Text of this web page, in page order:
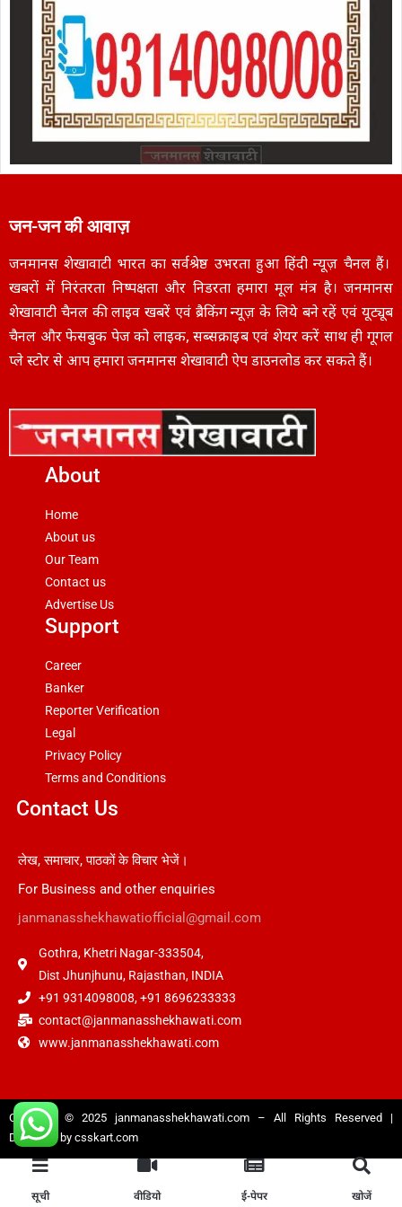
सूची वीडियो ई-पेपर खोजें
जन-जन की आवाज़
जनमानस शेखावाटी भारत का सर्वश्रेष्ठ उभरता हुआ हिंदी न्यूज़ चैनल हैं।
खबरों में निरंतरता निष्पक्षता और निडरता हमारा मूल मंत्र है। जनमानस
शेखावाटी चैनल की लाइव खबरें एवं ब्रैकिंग न्यूज़ के लिये बने रहें एवं यूट्यूब
चैनल और फेसबुक पेज को लाइक, सब्सक्राइब एवं शेयर करें साथ ही गूगल
प्ले स्टोर से आप हमारा जनमानस शेखावाटी ऐप डाउनलोड कर सकते हैं।
About
Home
About us
Our Team
Contact us
Advertise Us
Support
Career
Banker
Reporter Verification
Legal
Privacy Policy
Terms and Conditions
Contact Us
लेख, समाचार, पाठकों के विचार भेजें।
For Business and other enquiries
janmanasshekhawatiofficial@gmail.com
Gothra, Khetri Nagar-333504,
Dist Jhunjhunu, Rajasthan, INDIA
+91 9314098008, +91 8696233333
contact@janmanasshekhawati.com
www.janmanasshekhawati.com
Copyright © 2025 janmanasshekhawati.com – All Rights Reserved |
Designed by csskart.com